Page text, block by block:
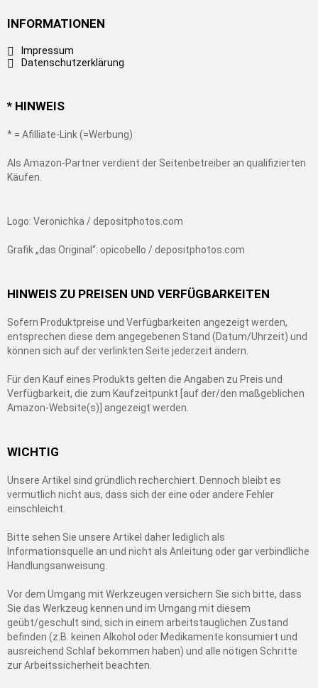
INFORMATIONEN
Impressum
Datenschutzerklärung
* HINWEIS
* = Afilliate-Link (=Werbung)
Als Amazon-Partner verdient der Seitenbetreiber an qualifizierten
Käufen.
Logo: Veronichka / depositphotos.com
Grafik „das Original“: opicobello / depositphotos.com
HINWEIS ZU PREISEN UND VERFÜGBARKEITEN
Sofern Produktpreise und Verfügbarkeiten angezeigt werden,
entsprechen diese dem angegebenen Stand (Datum/Uhrzeit) und
können sich auf der verlinkten Seite jederzeit ändern.
Für den Kauf eines Produkts gelten die Angaben zu Preis und
Verfügbarkeit, die zum Kaufzeitpunkt [auf der/den maßgeblichen
Amazon-Website(s)] angezeigt werden.
WICHTIG
Unsere Artikel sind gründlich recherchiert. Dennoch bleibt es
vermutlich nicht aus, dass sich der eine oder andere Fehler
einschleicht.
Bitte sehen Sie unsere Artikel daher lediglich als
Informationsquelle an und nicht als Anleitung oder gar verbindliche
Handlungsanweisung.
Vor dem Umgang mit Werkzeugen versichern Sie sich bitte, dass
Sie das Werkzeug kennen und im Umgang mit diesem
geübt/geschult sind, sich in einem arbeitstauglichen Zustand
befinden (z.B. keinen Alkohol oder Medikamente konsumiert und
ausreichend Schlaf bekommen haben) und alle nötigen Schritte
zur Arbeitssicherheit beachten.